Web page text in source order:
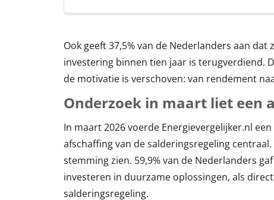
Ook geeft 37,5% van de Nederlanders aan
investering binnen tien jaar is terugverdiend.
de motivatie is verschoven: van rendement
Onderzoek in maart liet een
In maart 2026 voerde Energievergelijker.nl
afschaffing van de salderingsregeling
stemming zien. 59,9% van de Nederlanders
investeren in duurzame oplossingen, als
salderingsregeling.